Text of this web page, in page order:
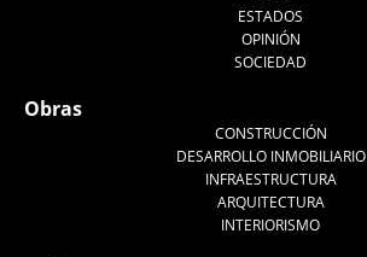
ESTADOS
OPINIÓN
SOCIEDAD
Obras
CONSTRUCCIÓN
DESARROLLO INMOBILIARIO
INFRAESTRUCTURA
ARQUITECTURA
INTERIORISMO